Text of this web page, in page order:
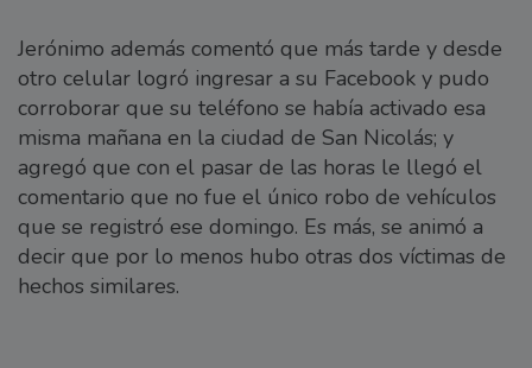
Jerónimo además comentó que más tarde y desde
otro celular logró ingresar a su Facebook y pudo
corroborar que su teléfono se había activado esa
misma mañana en la ciudad de San Nicolás; y
agregó que con el pasar de las horas le llegó el
comentario que no fue el único robo de vehículos
que se registró ese domingo. Es más, se animó a
decir que por lo menos hubo otras dos víctimas de
hechos similares.